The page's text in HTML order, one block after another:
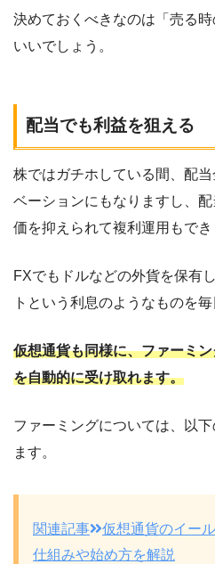
決めておくべきなのは「売る
いいでしょう。
配当でも利益を狙える
株ではガチホしている間、配
ベーションにもなりますし、
価を抑えられて複利運用もでき
FXでもドルなどの外貨を保有
トという利息のようなものを毎
仮想通貨も同様に、ファーミ
を自動的に受け取れます。
ファーミングについては、以
ます。
関連記事
仮想通貨のイー
仕組みや始め方を解説